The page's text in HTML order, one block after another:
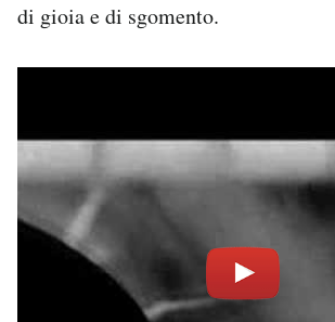
di gioia e di sgomento.